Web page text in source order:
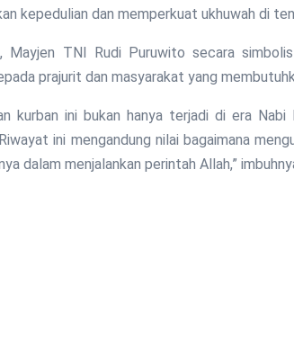
kepedulian dan memperkuat ukhuwah di
Mayjen TNI Rudi Puruwito secara
prajurit dan masyarakat yang
kurban ini bukan hanya terjadi di era
ini mengandung nilai bagaimana
dalam menjalankan perintah Allah,”